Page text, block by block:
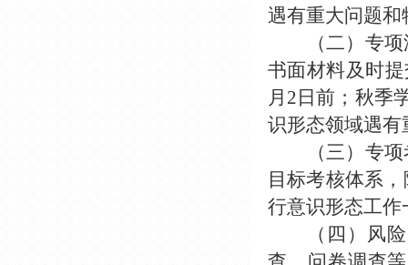
遇有重大问题
（二）专
书面材料及时
月2日前；秋季
识形态领域遇
（三）专
目标考核体系
行意识形态工作
（四）风